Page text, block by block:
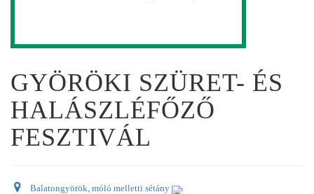
GYÖRÖKI SZÜRET- ÉS
HALÁSZLÉFŐZŐ
FESZTIVÁL
Balatongyörök, móló melletti sétány